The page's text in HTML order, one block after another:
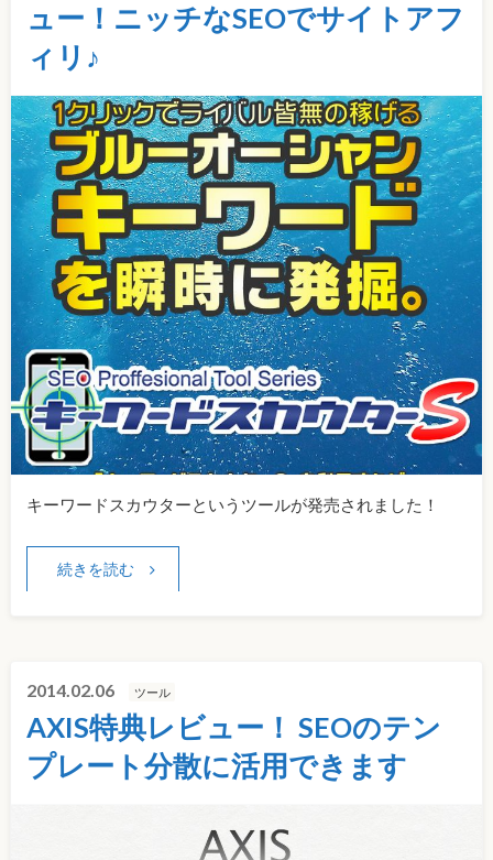
ュー！ニッチなSEOでサイトアフ
ィリ♪
キーワードスカウターというツールが発売されました！
続きを読む
2014.02.06 ツール
AXIS特典レビュー！ SEOのテン
プレート分散に活用できます